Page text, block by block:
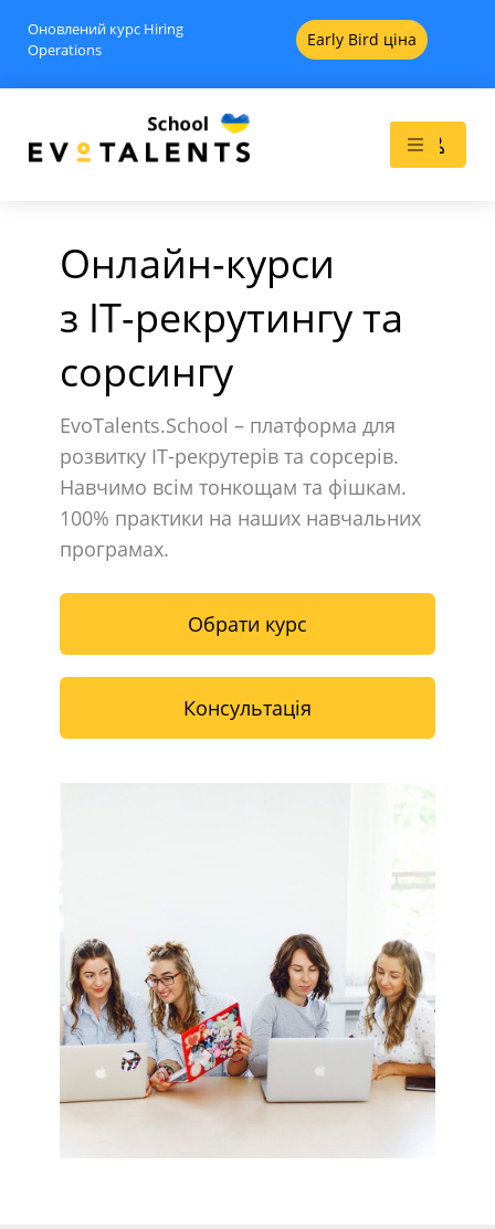
Head of recruitment - Pro
690
Оновлений курс Hiring
Operations
Early Bird ціна
Онлайн-курси
з IT-рекрутингу та
сорсингу
EvoTalents.School – платформа для
розвитку IT-рекрутерів та сорсерів.
Навчимо всім тонкощам та фішкам.
100% практики на наших навчальних
програмах.
Обрати курс
Консультація